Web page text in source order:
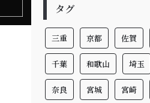
タグ
三重 京都 佐賀
千葉 和歌山 埼玉
奈良 宮城 宮崎